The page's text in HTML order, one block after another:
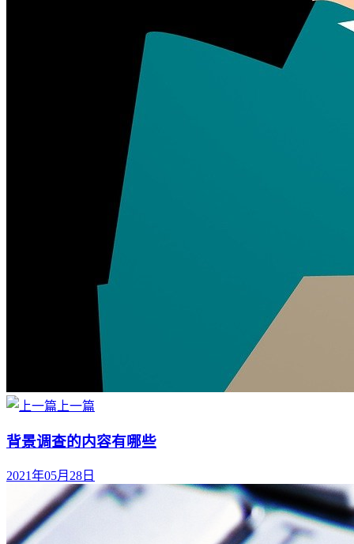
上一篇
背景调查的内容有哪些
2021年05月28日